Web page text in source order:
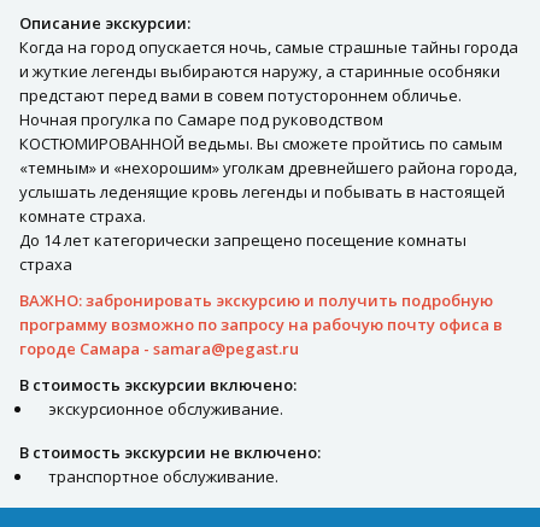
Описание экскурсии:
Когда на город опускается ночь, самые страшные тайны города
и жуткие легенды выбираются наружу, а старинные особняки
предстают перед вами в совем потустороннем обличье.
Ночная прогулка по Самаре под руководством
КОСТЮМИРОВАННОЙ ведьмы. Вы сможете пройтись по самым
«темным» и «нехорошим» уголкам древнейшего района города,
услышать леденящие кровь легенды и побывать в настоящей
комнате страха.
До 14 лет категорически запрещено посещение комнаты
страха
ВАЖНО: забронировать экскурсию и получить подробную
программу возможно по запросу на рабочую почту офиса в
городе Самара - samara@pegast.ru
В стоимость экскурсии включено:
экскурсионное обслуживание.
В стоимость экскурсии не включено:
транспортное обслуживание.